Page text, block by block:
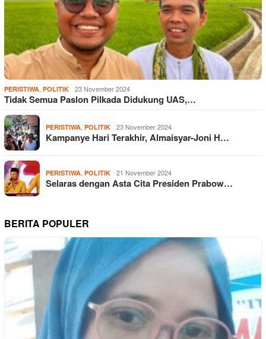
PERISTIWA, POLITIK 23 November 2024
Tidak Semua Paslon Pilkada Didukung UAS,…
PERISTIWA, POLITIK 23 November 2024
Kampanye Hari Terakhir, Almaisyar-Joni H…
PERISTIWA, POLITIK 21 November 2024
Selaras dengan Asta Cita Presiden Prabow…
BERITA POPULER